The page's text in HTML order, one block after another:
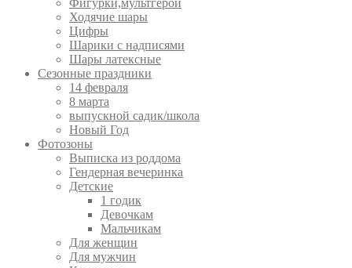
Фигурки,мультгерои
Ходячие шары
Цифры
Шарики с надписями
Шары латексные
Сезонные праздники
14 февраля
8 марта
выпускной садик/школа
Новый Год
Фотозоны
Выписка из роддома
Гендерная вечеринка
Детские
1 годик
Девочкам
Мальчикам
Для женщин
Для мужчин